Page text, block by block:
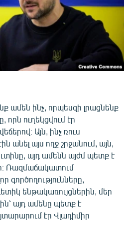
ամեն ինչ, որպեսզի լրացնենք
ուղեկցվում էր
Այն, ինչ ռուս
անել այս ողջ շրջանում, այն,
այդ ամենն այժմ պետք է
Ռազմաճակատում
գործողությունները,
ենթակառույցներին, մեր
այդ ամենը պետք է
էր Վլադիմիր